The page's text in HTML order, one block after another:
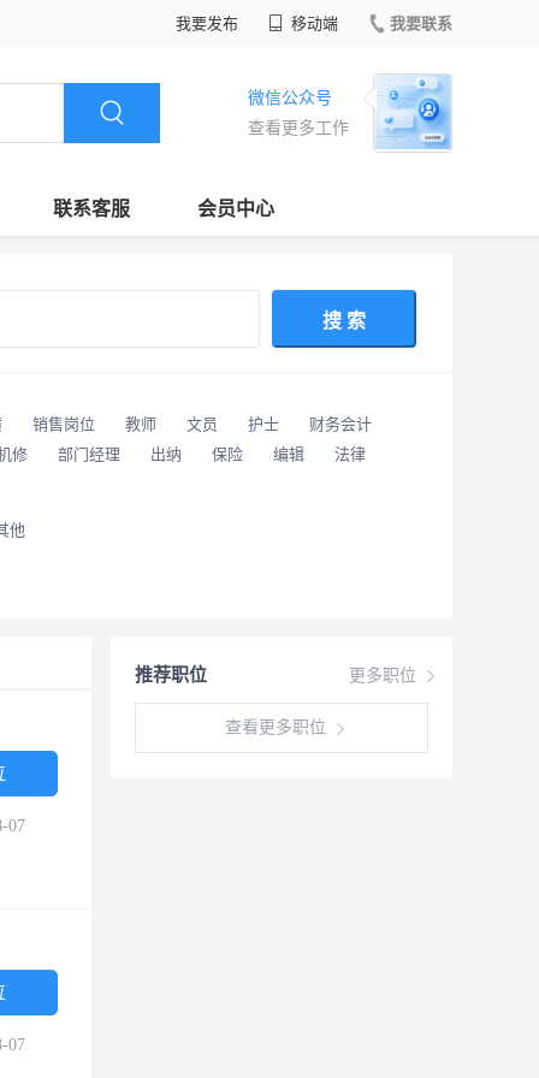
我要发布 移动端 我要联系
微信公众号
查看更多工作
联系客服 会员中心
搜 索
销售岗位 教师 文员 护士
财务会计
修 部门经理 出纳 保险 编辑
法律
他
更多职位
推荐职位
查看更多职位
07
07